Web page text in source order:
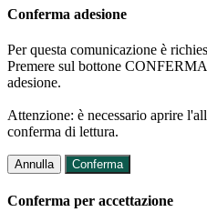
Conferma adesione
Per questa comunicazione è
Premere sul bottone
adesione.
Attenzione: è necessario aprire
conferma di lettura.
Annulla Conferma
Conferma per accettazione